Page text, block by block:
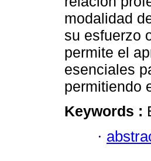
modalidad
su esfuerzo
permite el
esenciales
permitiendo
Keywords :
·